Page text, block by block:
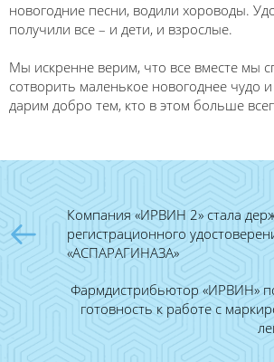
новогодние песни, водили хороводы.
получили все – и дети, и взрослые.
Мы искренне верим, что все вместе мы
сотворить маленькое новогоднее чудо
дарим добро тем, кто в этом больше
Компания «ИРВИН 2» стала
регистрационного
«АСПАРАГИНАЗА»
Фармдистрибьютор «ИРВИН»
готовность к работе с